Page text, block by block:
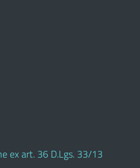
ex art. 36 D.Lgs. 33/13